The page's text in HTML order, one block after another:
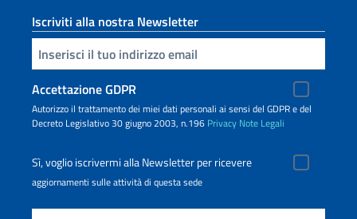
Iscriviti alla nostra Newsletter
Inserisci la tua email
Accettazione GDPR
Autorizzo il trattamento dei miei dati personali ai sensi del GDPR e del
Decreto Legislativo 30 giugno 2003, n.196 Privacy Note Legali
Sì, voglio iscrivermi alla Newsletter per ricevere
aggiornamenti sulle attività di questa sede